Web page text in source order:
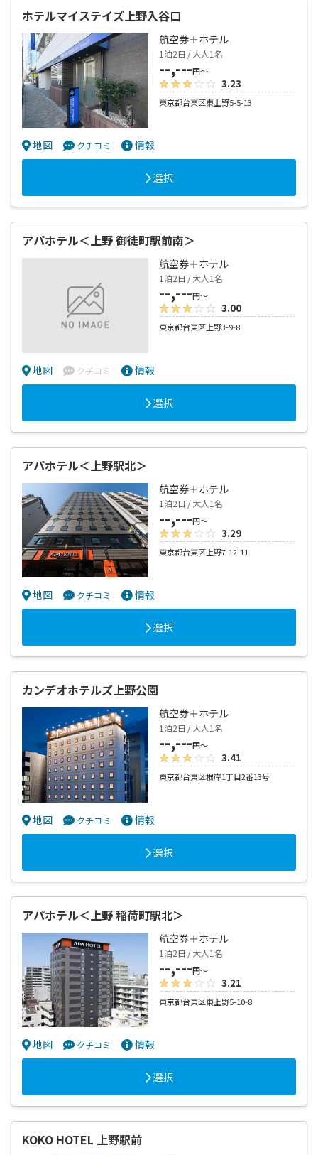
ホテルマイステイズ上野入谷口
航空券＋ホテル
1泊2日 / 大人1名
--,---円～
3.23
東京都台東区東上野5-5-13
地図 クチコミ 情報
選択
アパホテル＜上野 御徒町駅前南＞
航空券＋ホテル
1泊2日 / 大人1名
--,---円～
3.00
東京都台東区上野3-9-8
地図 クチコミ 情報
選択
アパホテル＜上野駅北＞
航空券＋ホテル
1泊2日 / 大人1名
--,---円～
3.29
東京都台東区上野7-12-11
地図 クチコミ 情報
選択
カンデオホテルズ上野公園
航空券＋ホテル
1泊2日 / 大人1名
--,---円～
3.41
東京都台東区根岸1丁目2番13号
地図 クチコミ 情報
選択
アパホテル＜上野 稲荷町駅北＞
航空券＋ホテル
1泊2日 / 大人1名
--,---円～
3.21
東京都台東区東上野5-10-8
地図 クチコミ 情報
選択
KOKO HOTEL 上野駅前